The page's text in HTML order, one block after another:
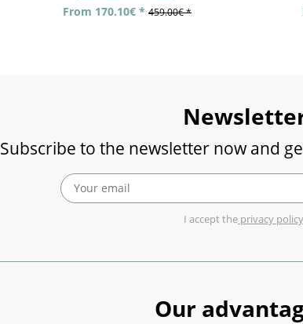
From 170.10€ * 459.00€ *
Subscribe to the newsletter now and
I accept the privacy policy
Our